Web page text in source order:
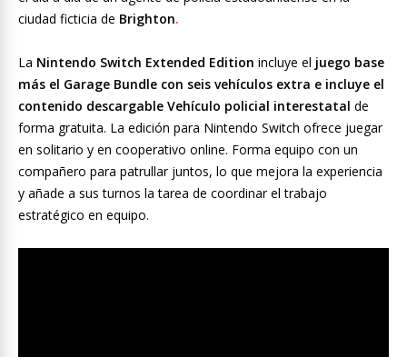
ciudad ficticia de Brighton.
La Nintendo Switch Extended Edition incluye el juego base
más el Garage Bundle con seis vehículos extra e incluye el
contenido descargable Vehículo policial interestatal de
forma gratuita. La edición para Nintendo Switch ofrece juegar
en solitario y en cooperativo online. Forma equipo con un
compañero para patrullar juntos, lo que mejora la experiencia
y añade a sus turnos la tarea de coordinar el trabajo
estratégico en equipo.